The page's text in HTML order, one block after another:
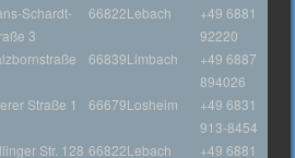
Schardt-
3
66822Lebach
+49 6881
92220
66839Limbach
+49 6887
894026
Straße 1 66679Losheim
+49 6831
913-8454
Str. 128 66822Lebach
+49 6881